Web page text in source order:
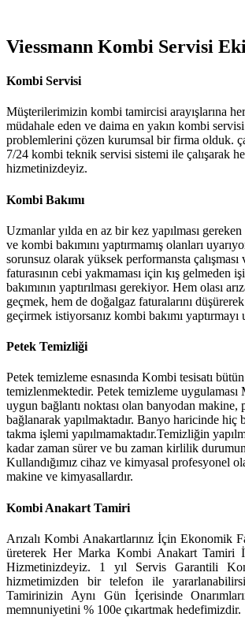
Viessmann Kombi Servisi
Kombi Servisi
Müşterilerimizin kombi tamircisi arayışlarına her
müdahale eden ve daima en yakın kombi
problemlerini çözen kurumsal bir firma olduk.
7/24 kombi teknik servisi sistemi ile çalışarak
hizmetinizdeyiz.
Kombi Bakımı
Uzmanlar yılda en az bir kez yapılması
ve kombi bakımını yaptırmamış olanları
sorunsuz olarak yüksek performansta çalışması
faturasının cebi yakmaması için kış gelmeden
bakımının yaptırılması gerekiyor. Hem olası
geçmek, hem de doğalgaz faturalarını düşürerek
geçirmek istiyorsanız kombi bakımı yaptırmayı
Petek Temizliği
Petek temizleme esnasında Kombi tesisatı
temizlenmektedir. Petek temizleme uygulaması
uygun bağlantı noktası olan banyodan makine,
bağlanarak yapılmaktadır. Banyo haricinde hiç
takma işlemi yapılmamaktadır.Temizliğin
kadar zaman sürer ve bu zaman kirlilik
Kullandığımız cihaz ve kimyasal profesyonel
makine ve kimyasallardır.
Kombi Anakart Tamiri
Arızalı Kombi Anakartlarınız İçin Ekonomik
üreterek Her Marka Kombi Anakart Tamiri
Hizmetinizdeyiz. 1 yıl Servis Garantili
hizmetimizden bir telefon ile
Tamirinizin Aynı Gün İçerisinde
memnuniyetini % 100e çıkartmak hedefimizdir.